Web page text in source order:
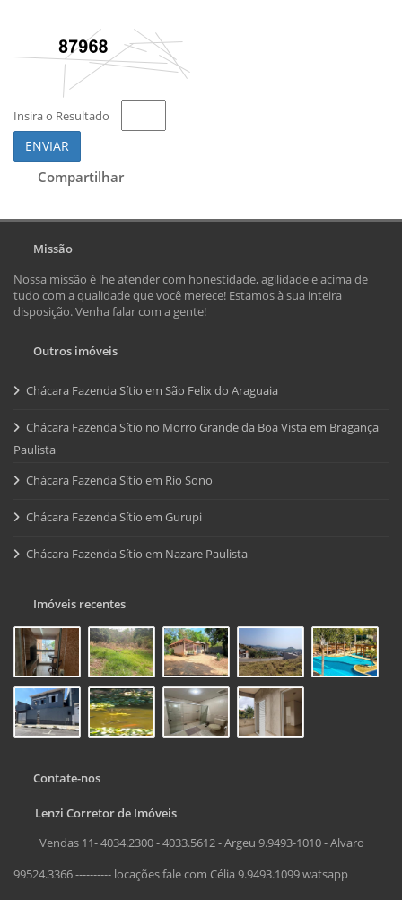
Insira o Resultado
ENVIAR
Compartilhar
Missão
Nossa missão é lhe atender com honestidade, agilidade e acima de
tudo com a qualidade que você merece! Estamos à sua inteira
disposição. Venha falar com a gente!
Outros imóveis
Chácara Fazenda Sítio em São Felix do Araguaia
Chácara Fazenda Sítio no Morro Grande da Boa Vista em Bragança
Paulista
Chácara Fazenda Sítio em Rio Sono
Chácara Fazenda Sítio em Gurupi
Chácara Fazenda Sítio em Nazare Paulista
Imóveis recentes
Contate-nos
Lenzi Corretor de Imóveis
Vendas 11- 4034.2300 - 4033.5612 - Argeu 9.9493-1010 - Alvaro
99524.3366 ---------- locações fale com Célia 9.9493.1099 watsapp